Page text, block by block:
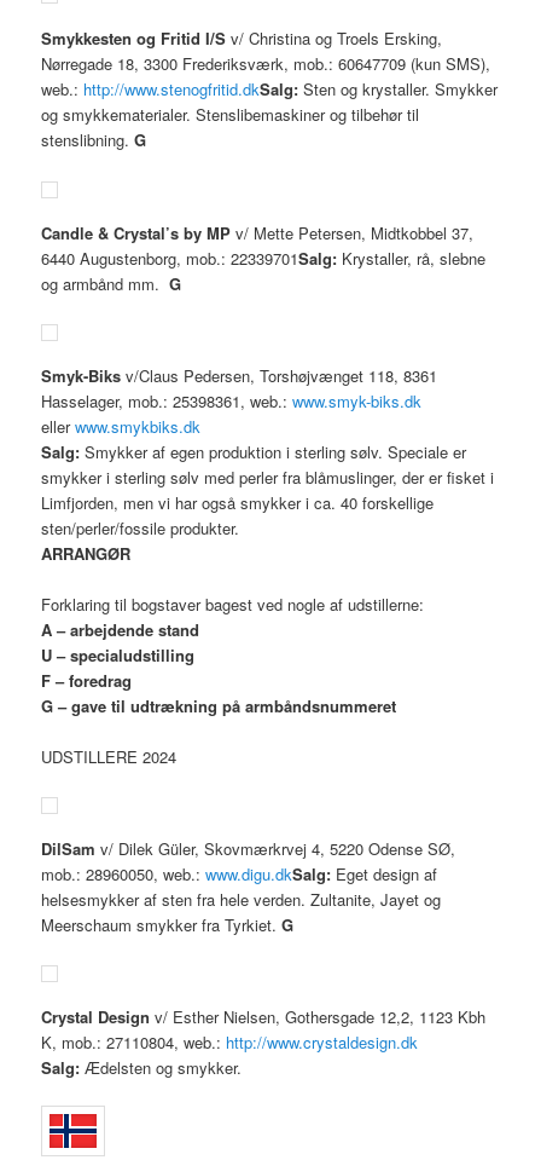
Smykkesten og Fritid I/Sv/ Christina og Troels Ersking,
Nørregade 18, 3300 Frederiksværk, mob.: 60647709 (kun SMS),
web.: http://www.stenogfritid.dkSalg: Sten og krystaller. Smykker
og smykkematerialer. Stenslibemaskiner og tilbehør til
stenslibning.G
Candle & Crystal’s by MP v/ Mette Petersen, Midtkobbel 37,
6440 Augustenborg, mob.: 22339701Salg: Krystaller, rå, slebne
og armbånd mm.G
Smyk-Biks v/Claus Pedersen, Torshøjvænget 118, 8361
Hasselager, mob.: 25398361, web.:www.smyk-biks.dk
ellerwww.smykbiks.dk
Salg: Smykker af egen produktion i sterling sølv. Speciale er
smykker i sterling sølv med perler fra blåmuslinger, der er fisket i
Limfjorden, men vi har også smykker i ca. 40 forskellige
sten/perler/fossile produkter.
ARRANGØR
Forklaring til bogstaver bagest ved nogle af udstillerne:
A – arbejdende stand
U – specialudstilling
F – foredrag
G – gave til udtrækning på armbåndsnummeret
UDSTILLERE 2024
DilSam v/ Dilek Güler, Skovmærkrvej 4, 5220 Odense SØ,
mob.: 28960050, web.:www.digu.dkSalg: Eget design af
helsesmykker af sten fra hele verden. Zultanite, Jayet og
Meerschaum smykker fra Tyrkiet.G
Crystal Design v/ Esther Nielsen, Gothersgade 12,2, 1123 Kbh
K, mob.: 27110804, web.: http://www.crystaldesign.dk
Salg: Ædelsten og smykker.